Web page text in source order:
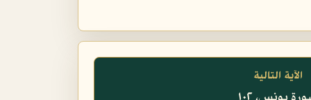
الآية التالية